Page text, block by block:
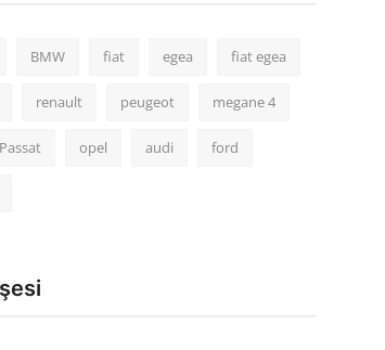
BMW fiat egea fiat egea
renault peugeot megane 4
opel audi ford